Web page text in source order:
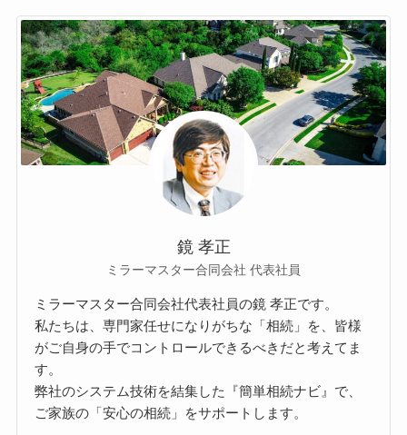
鏡 孝正
ミラーマスター合同会社 代表社員
ミラーマスター合同会社代表社員の鏡 孝正です。
私たちは、専門家任せになりがちな「相続」を、皆様
がご自身の手でコントロールできるべきだと考えてま
す。
弊社のシステム技術を結集した『簡単相続ナビ』で、
ご家族の「安心の相続」をサポートします。